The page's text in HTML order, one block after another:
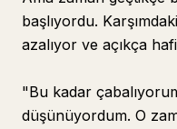
başlıyordu.
azalıyor ve açıkça
"Bu kadar
düşünüyordum. O